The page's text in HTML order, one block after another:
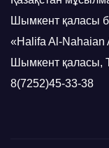
Шымкент қаласы
«Halifa Al-Nahaian
Шымкент қаласы,
8(7252)45-33-38